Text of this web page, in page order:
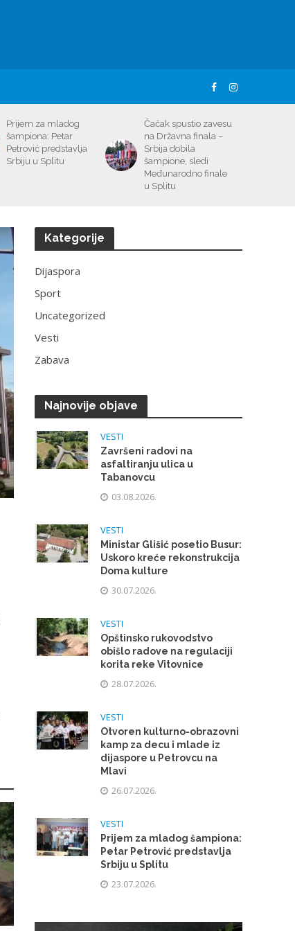
Prijem za mladog
šampiona: Petar
Petrović predstavlja
Srbiju u Splitu
Čačak spustio zavesu
na Državna finala –
Srbija dobila
šampione, sledi
Međunarodno finale
u Splitu
Kategorije
Dijaspora
Sport
Uncategorized
Vesti
Zabava
Najnovije objave
VESTI
Završeni radovi na
asfaltiranju ulica u
Tabanovcu
03.08.2026.
VESTI
Ministar Glišić posetio Busur:
Uskoro kreće rekonstrukcija
Doma kulture
30.07.2026.
VESTI
Opštinsko rukovodstvo
obišlo radove na regulaciji
korita reke Vitovnice
28.07.2026.
VESTI
Otvoren kulturno-obrazovni
kamp za decu i mlade iz
dijaspore u Petrovcu na
Mlavi
26.07.2026.
VESTI
Prijem za mladog šampiona:
Petar Petrović predstavlja
Srbiju u Splitu
23.07.2026.